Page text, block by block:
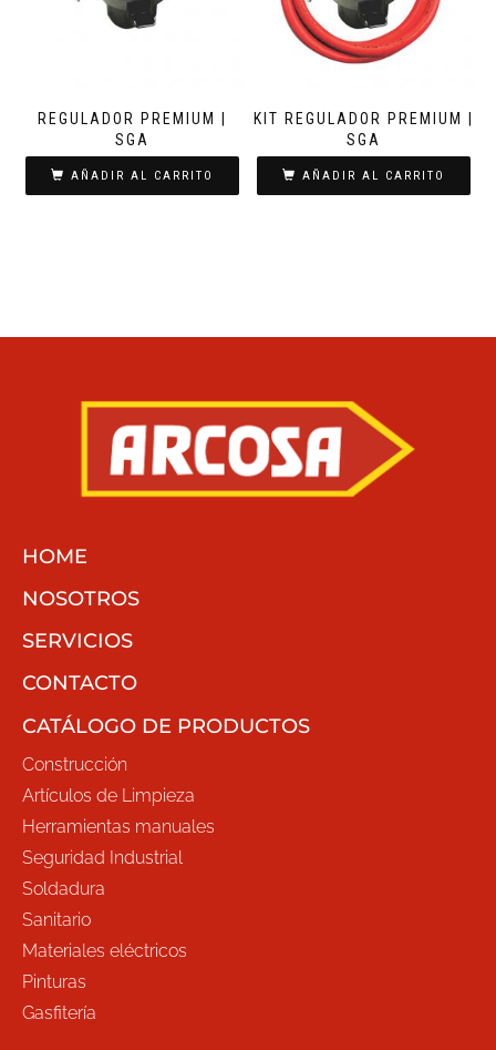
REGULADOR PREMIUM |
SGA
AÑADIR AL CARRITO
KIT REGULADOR PREMIUM |
SGA
AÑADIR AL CARRITO
HOME
NOSOTROS
SERVICIOS
CONTACTO
CATÁLOGO DE PRODUCTOS
Construcción
Artículos de Limpieza
Herramientas manuales
Seguridad Industrial
Soldadura
Sanitario
Materiales eléctricos
Pinturas
Gasfitería